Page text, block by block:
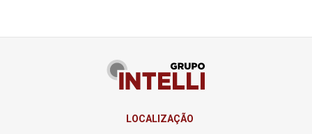
LOCALIZAÇÃO